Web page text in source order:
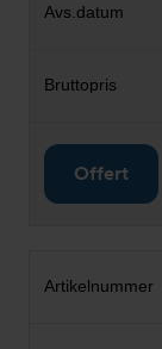
Offert